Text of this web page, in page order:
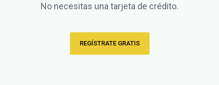
No necesitas una tarjeta de crédito.
REGÍSTRATE GRATIS